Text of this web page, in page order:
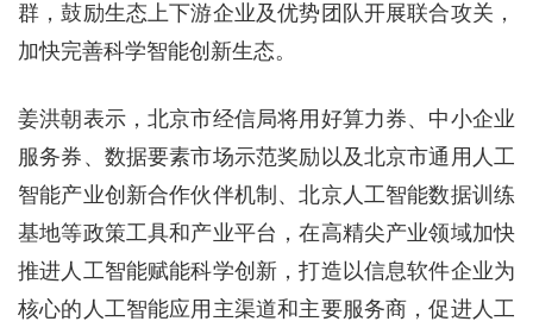
群，鼓励生态上下游企业及优势团队开展联合攻关，
加快完善科学智能创新生态。
姜洪朝表示，北京市经信局将用好算力券、中小企业
服务券、数据要素市场示范奖励以及北京市通用人工
智能产业创新合作伙伴机制、北京人工智能数据训练
基地等政策工具和产业平台，在高精尖产业领域加快
推进人工智能赋能科学创新，打造以信息软件企业为
核心的人工智能应用主渠道和主要服务商，促进人工